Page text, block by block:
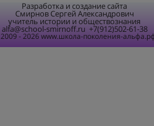
Разработка и создание сайта
Смирнов Сергей Александрович
учитель истории и обществознания
alfa@school-smirnoff.ru +7(912)502-61-38
- 2026 www.школа-поколения-